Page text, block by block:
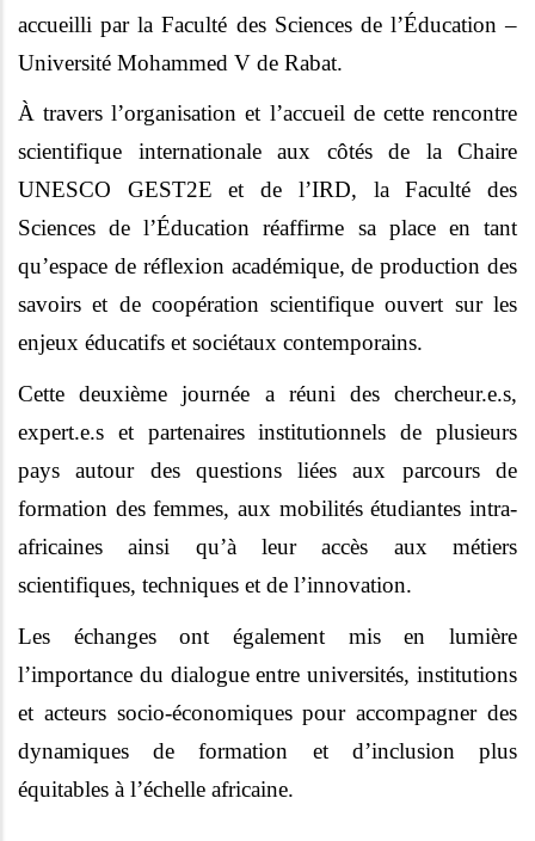
accueilli par la Faculté des Sciences de l’Éducation –
Université Mohammed V de Rabat.
À travers l’organisation et l’accueil de cette rencontre
scientifique internationale aux côtés de la Chaire
UNESCO GEST2E et de l’IRD, la Faculté des
Sciences de l’Éducation réaffirme sa place en tant
qu’espace de réflexion académique, de production des
savoirs et de coopération scientifique ouvert sur les
enjeux éducatifs et sociétaux contemporains.
Cette deuxième journée a réuni des chercheur.e.s,
expert.e.s et partenaires institutionnels de plusieurs
pays autour des questions liées aux parcours de
formation des femmes, aux mobilités étudiantes intra-
africaines ainsi qu’à leur accès aux métiers
scientifiques, techniques et de l’innovation.
Les échanges ont également mis en lumière
l’importance du dialogue entre universités, institutions
et acteurs socio-économiques pour accompagner des
dynamiques de formation et d’inclusion plus
équitables à l’échelle africaine.